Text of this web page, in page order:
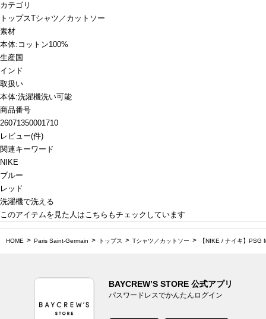
カテゴリ
トップスTシャツ／カットソー
素材
本体:コットン100%
生産国
インド
取扱い
本体:洗濯機洗い可能
商品番号
26071350001710
レビュー(件)
関連キーワード
NIKE
ブルー
レッド
洗濯機で洗える
このアイテムを見た人はこちらもチェックしています
HOME Paris Saint-Germain トップス Tシャツ／カットソー 【NIKE / ナイキ】PSG
BAYCREW’S STORE 公式アプリ
パスワードレスでかんたんログイン